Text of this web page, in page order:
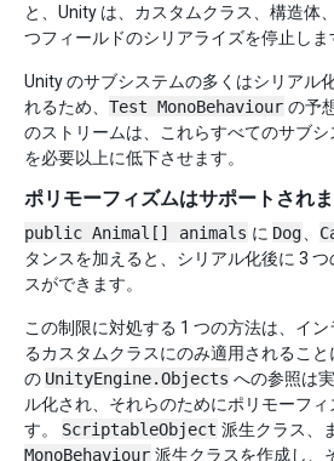
と、Unity は、カスタムクラス、構造体
つフィールドのシリアライズを停止しま
Unity のサブシステムの多くはシリアル
れるため、 Test MonoBehaviour の予
のストリームは、これらすべてのサブ
を必要以上に低下させます。
ポリモーフィズムはサポートされ
public Animal[] animals に Dog
タンスを加えると、シリアル化後に 3 つ
スができます。
この制限に対処する 1 つの方法は、イ
るカスタムクラスにのみ適用されるこ
の UnityEngine.Objects への参照は
ル化され、それらのためにポリモーフ
す。 ScriptableObject 派生クラス、
MonoBehaviour 派生クラスを作成し、